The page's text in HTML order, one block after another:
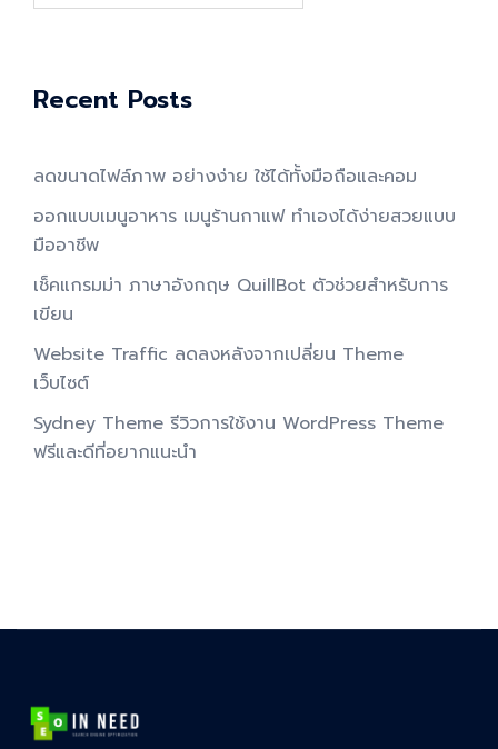
Recent Posts
ลดขนาดไฟล์ภาพ อย่างง่าย ใช้ได้ทั้งมือถือและคอม
ออกแบบเมนูอาหาร เมนูร้านกาแฟ ทำเองได้ง่ายสวยแบบ
มืออาชีพ
เช็คแกรมม่า ภาษาอังกฤษ QuillBot ตัวช่วยสำหรับการ
เขียน
Website Traffic ลดลงหลังจากเปลี่ยน Theme
เว็บไซต์
Sydney Theme รีวิวการใช้งาน WordPress Theme
ฟรีและดีที่อยากแนะนำ